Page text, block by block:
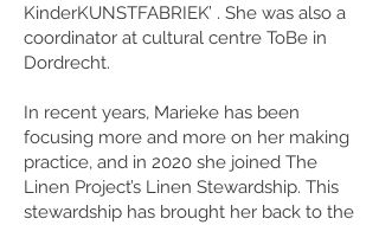
KinderKUNSTFABRIEK’ . She was also a
coordinator at cultural centre ToBe in
Dordrecht.
In recent years, Marieke has been
focusing more and more on her making
practice, and in 2020 she joined The
Linen Project’s Linen Stewardship. This
stewardship has brought her back to the